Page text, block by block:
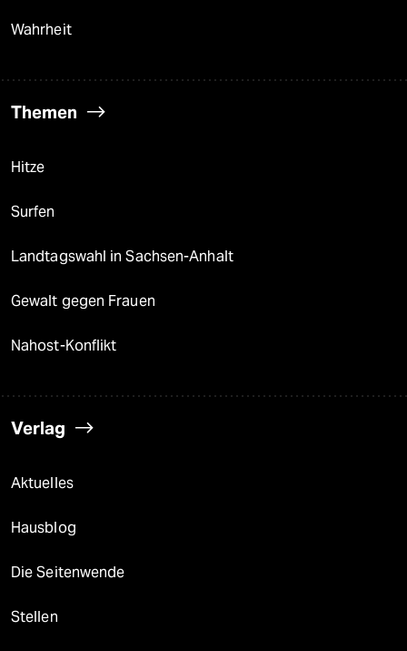
Wahrheit
Themen
Hitze
Surfen
Landtagswahl in Sachsen-Anhalt
Gewalt gegen Frauen
Nahost-Konflikt
Verlag
Aktuelles
Hausblog
Die Seitenwende
Stellen